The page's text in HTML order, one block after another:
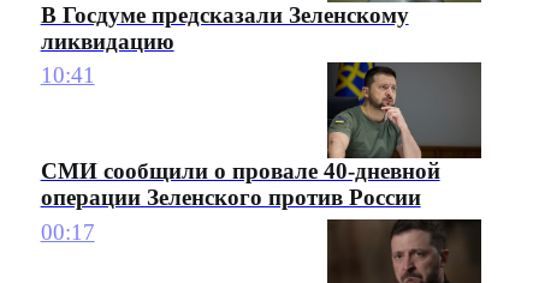
В Госдуме предсказали Зеленскому
ликвидацию
10:41
СМИ сообщили о провале 40-дневной
операции Зеленского против России
00:17